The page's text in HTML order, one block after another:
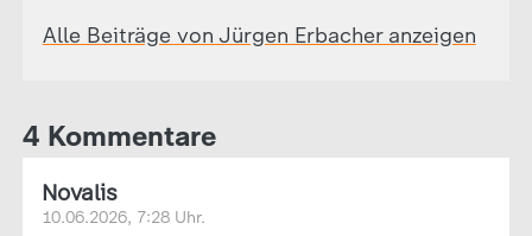
Alle Beiträge von Jürgen Erbacher anzeigen
4 Kommentare
Novalis
10.06.2026, 7:28 Uhr.